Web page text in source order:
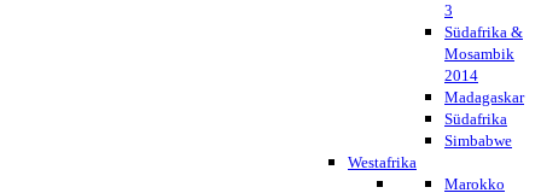
3
Südafrika &
Mosambik
2014
Madagaskar
Südafrika
Simbabwe
Westafrika
Marokko